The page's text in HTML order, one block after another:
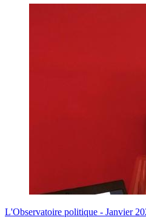
L'Observatoire politique - Janvier